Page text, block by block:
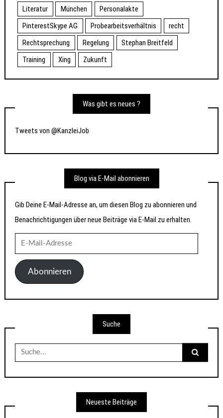
Literatur
München
Personalakte
PinterestSkype AG
Probearbeitsverhältnis
recht
Rechtsprechung
Regelung
Stephan Breitfeld
Training
Xing Zukunft
Was gibt es neues ?
Tweets von @KanzleiJob
Blog via E-Mail abonnieren
Gib Deine E-Mail-Adresse an, um diesen Blog zu abonnieren und
Benachrichtigungen über neue Beiträge via E-Mail zu erhalten.
Mail-
AdresseAbonnieren
Suche
Suche
nach:
Neueste Beiträge